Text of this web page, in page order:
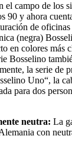
el campo de los
90 y ahora
de
(negra)
en colores más
Bosselino
la serie de
Uno“, la
para dos
neutra: La
con